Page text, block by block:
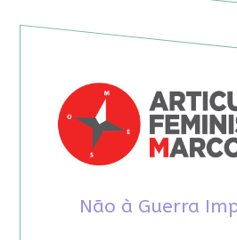
Não à Guerra